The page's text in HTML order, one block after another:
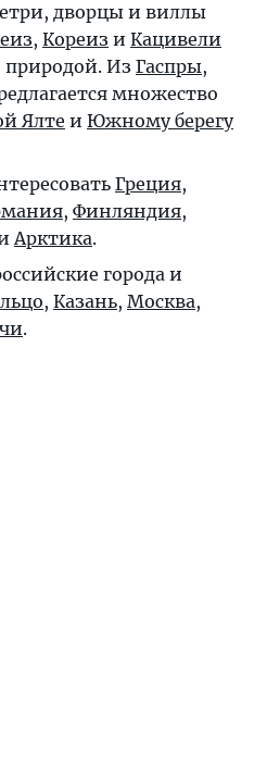
дворцы и виллы
, Кореиз и Кацивели
Из Гаспры,
множество
Ялте и Южному берегу
Греция,
, Финляндия,
Арктика.
города и
, Казань, Москва,
.